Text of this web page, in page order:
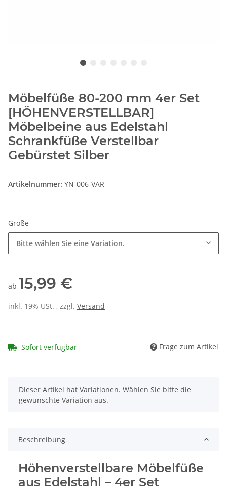
Möbelfüße 80-200 mm 4er Set
[HÖHENVERSTELLBAR]
Möbelbeine aus Edelstahl
Schrankfüße Verstellbar
Gebürstet Silber
Artikelnummer: YN-006-VAR
Größe
Bitte wählen Sie eine Variation.
ab 15,99 €
inkl. 19% USt. , zzgl. Versand
Sofort verfügbar Frage zum Artikel
x
Dieser Artikel hat Variationen. Wählen Sie bitte die
gewünschte Variation aus.
Beschreibung
Höhenverstellbare Möbelfüße
aus Edelstahl – 4er Set